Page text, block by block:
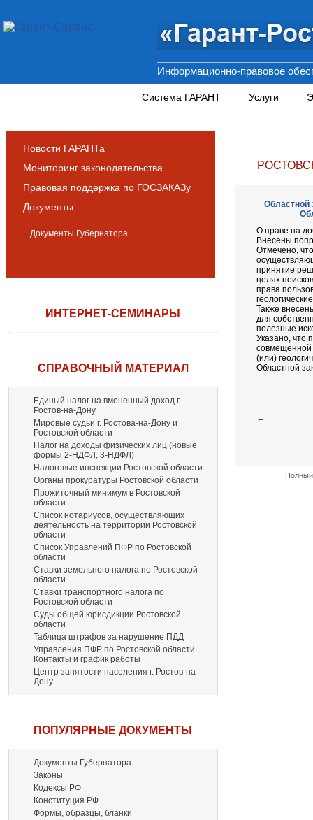
Информационно-правовое
Система ГАРАНТ Услуги
Новости ГАРАНТа
Мониторинг законодательства
Правовая поддержка по ГОСЗАКАЗу
Документы
Документы Губернатора
ИНТЕРНЕТ-СЕМИНАРЫ
СПРАВОЧНЫЙ МАТЕРИАЛ
Единый налог на вмененный доход г.
Ростов-на-Дону
Мировые судьи г. Ростова-на-Дону и
Ростовской области
Налог на доходы физических лиц (новые
формы 2-НДФЛ, 3-НДФЛ)
Налоговые инспекции Ростовской области
Органы прокуратуры Ростовской области
Прожиточный минимум в Ростовской
области
Список нотариусов, осуществляющих
деятельность на территории Ростовской
области
Список Управлений ПФР по Ростовской
области
Ставки земельного налога по Ростовской
области
Ставки транспортного налога по
Ростовской области
Суды общей юрисдикции Ростовской
области
Таблица штрафов за нарушение ПДД
Управления ПФР по Ростовской области.
Контакты и график работы
Центр занятости населения г. Ростов-на-
Дону
ПОПУЛЯРНЫЕ ДОКУМЕНТЫ
Документы Губернатора
Законы
Кодексы РФ
Конституция РФ
Формы, образцы, бланки
Областной
О праве на
Внесены
Отмечено,
принятие
целях
права
Также
для
полезные
Указано, что
совмещенной
(или)
Областной
←